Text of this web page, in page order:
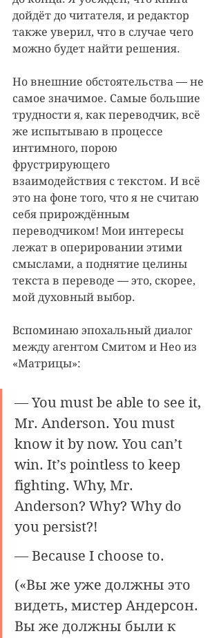
дойдёт до читателя, и редактор
также уверил, что в случае чего
можно будет найти решения.
Но внешние обстоятельства — не
самое значимое. Самые большие
трудности я, как переводчик, всё
же испытываю в процессе
интимного, порою
фрустрирующего
взаимодействия с текстом. И всё
это на фоне того, что я не считаю
себя прирождённым
переводчиком! Мои интересы
лежат в оперировании этими
смыслами, а поднятие целины
текста в переводе — это, скорее,
мой духовный выбор.
Вспоминаю эпохальный диалог
между агентом Смитом и Нео из
«Матрицы»:
— You must be able to see it,
Mr. Anderson. You must
know it by now. You can’t
win. It’s pointless to keep
fighting. Why, Mr.
Anderson? Why? Why do
you persist?!
— Because I choose to.
(«Вы же уже должны это
видеть, мистер Андерсон.
Вы же должны были к